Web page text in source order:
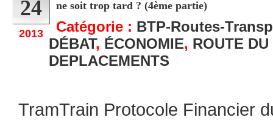
24
2013
ne soit trop tard ? (4ème partie)
Catégorie : BTP-Routes-
DÉBAT, ÉCONOMIE, ROUTE
DEPLACEMENTS
TramTrain Protocole Financier